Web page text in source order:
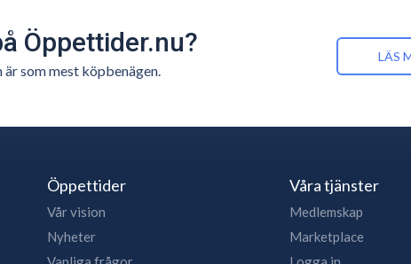
Öppettider.nu?
som mest köpbenägen.
LÄS
Öppettider
Vår vision
Nyheter
Våra tjänster
Medlemskap
Marketplace